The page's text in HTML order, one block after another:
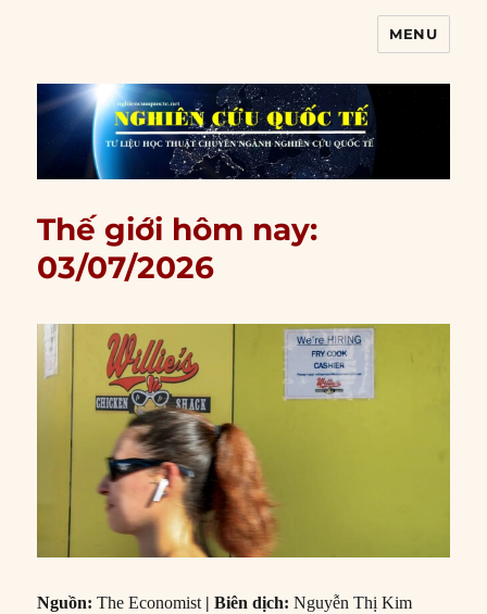
MENU
Thế giới hôm nay:
03/07/2026
Nguồn:The Economist | Biên dịch:Nguyễn Thị Kim